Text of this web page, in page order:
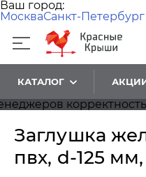
Ваш город:
МоскваСанкт-Петербург
КАТАЛОГ
корректность
Заглушка
пвх, d-125